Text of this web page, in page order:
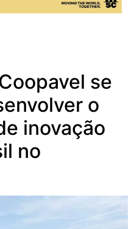
se
o
inovação
no